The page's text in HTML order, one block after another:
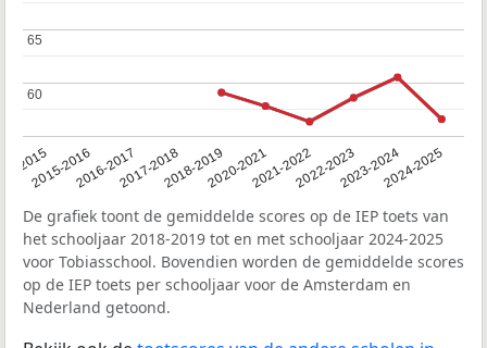
2015
2015-20162016-20172017-20182018-20192020-20212021-20222022-20232023-20242024-2025
60
60
65
65
De grafiek toont de gemiddelde scores op de IEP toets van
het schooljaar 2018-2019 tot en met schooljaar 2024-2025
voor Tobiasschool. Bovendien worden de gemiddelde scores
op de IEP toets per schooljaar voor de Amsterdam en
Nederland getoond.